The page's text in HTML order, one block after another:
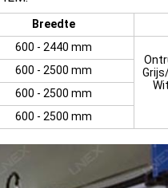
Breedte
600 - 2440 mm
600 - 2500 mm
600 - 2500 mm
600 - 2500 mm